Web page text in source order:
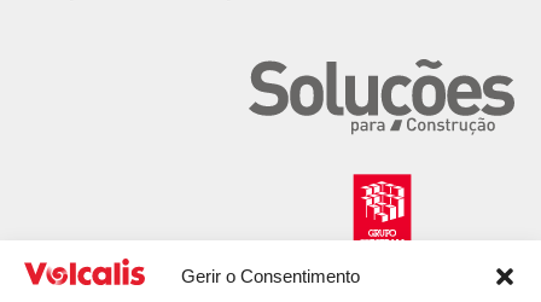
Gerir o Consentimento